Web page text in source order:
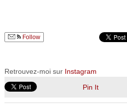
Follow
Retrouvez-moi sur Instagram
Pin It